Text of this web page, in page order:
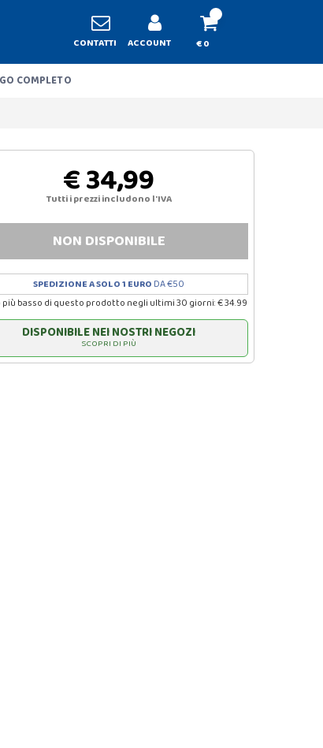
CONTATTI ACCOUNT € 0
COMPLETO
€ 34,99
Tutti i prezzi includono l'IVA
NON DISPONIBILE
SPEDIZIONE A SOLO 1 EURO DA €50
più basso di questo prodotto negli ultimi 30 giorni: € 34.99
DISPONIBILE NEI NOSTRI NEGOZI
SCOPRI DI PIÙ